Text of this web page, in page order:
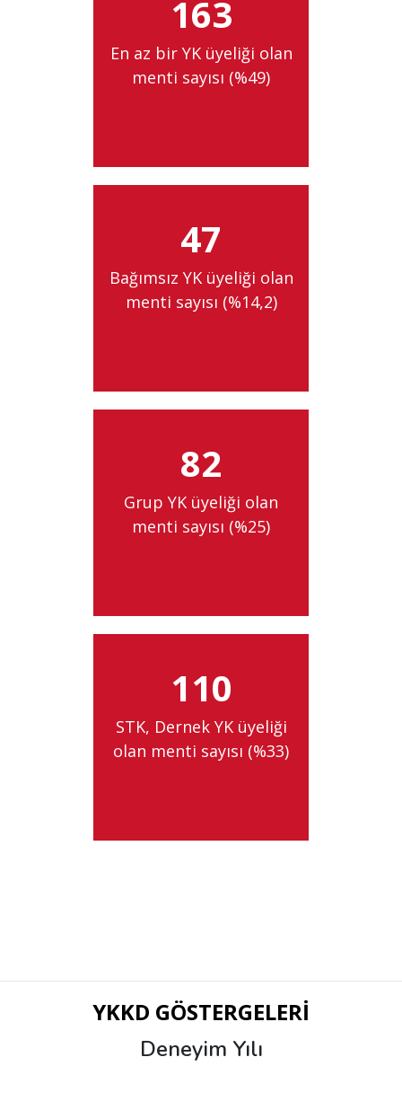
163
En az bir YK üyeliği olan
menti sayısı (%49)
47
Bağımsız YK üyeliği olan
menti sayısı (%14,2)
82
Grup YK üyeliği olan
menti sayısı (%25)
110
STK, Dernek YK üyeliği
olan menti sayısı (%33)
YKKD GÖSTERGELERİ
Deneyim Yılı